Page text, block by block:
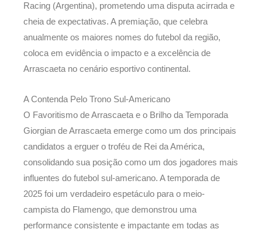
Racing (Argentina), prometendo uma disputa acirrada e
cheia de expectativas. A premiação, que celebra
anualmente os maiores nomes do futebol da região,
coloca em evidência o impacto e a excelência de
Arrascaeta no cenário esportivo continental.
A Contenda Pelo Trono Sul-Americano
O Favoritismo de Arrascaeta e o Brilho da Temporada
Giorgian de Arrascaeta emerge como um dos principais
candidatos a erguer o troféu de Rei da América,
consolidando sua posição como um dos jogadores mais
influentes do futebol sul-americano. A temporada de
2025 foi um verdadeiro espetáculo para o meio-
campista do Flamengo, que demonstrou uma
performance consistente e impactante em todas as